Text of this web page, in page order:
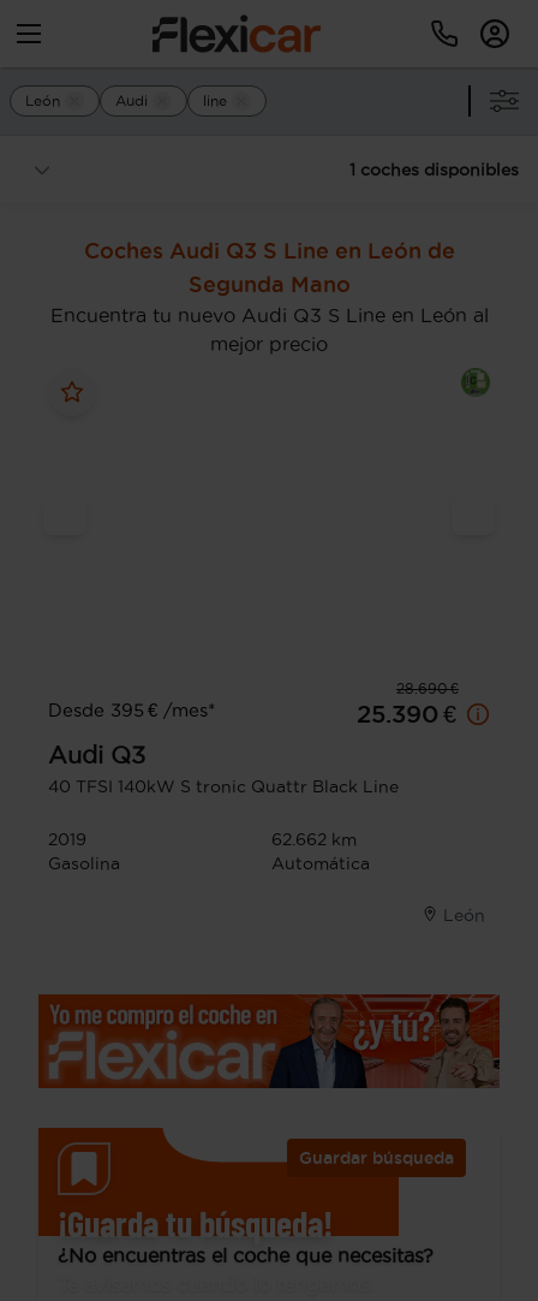
León Audi line
1 coches disponibles
Coches Audi Q3 S Line en León de
Segunda Mano
Encuentra tu nuevo Audi Q3 S Line en León al
mejor precio
28.690 €
Desde 395 € /mes*
25.390 €
Audi Q3
40 TFSI 140kW S tronic Quattr Black Line
2019
62.662 km
Gasolina
Automática
León
Guardar búsqueda
¡Guarda tu búsqueda!
¿No encuentras el coche que necesitas?